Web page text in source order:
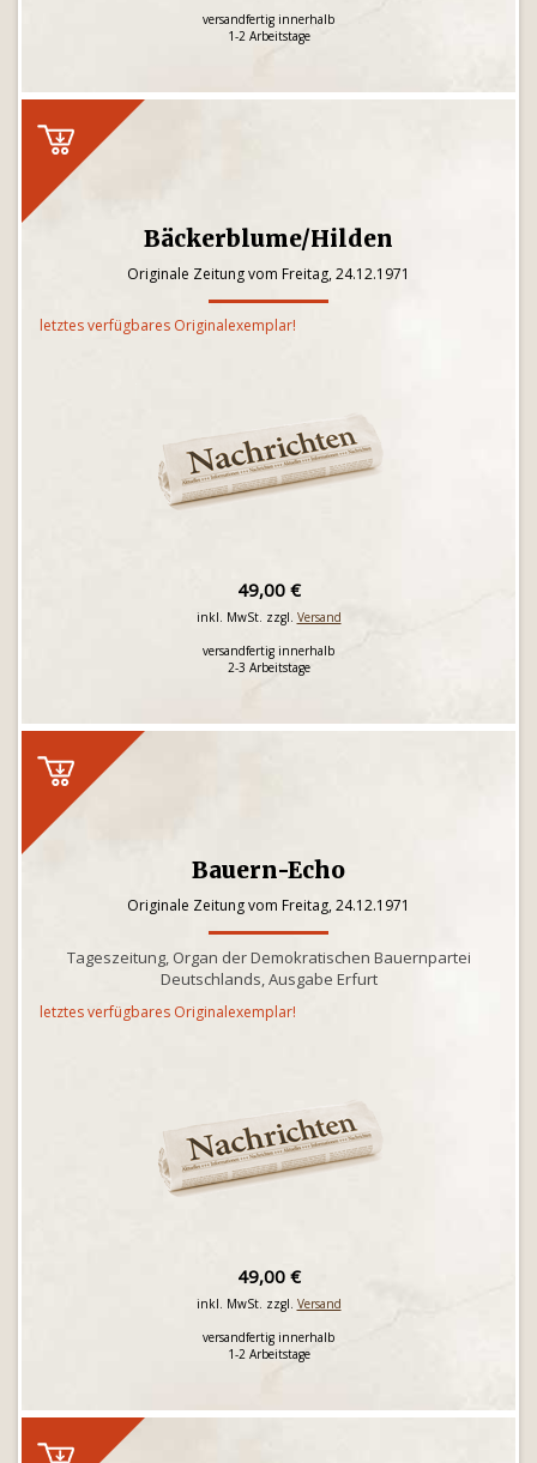
versandfertig innerhalb
1-2 Arbeitstage
Bäckerblume/Hilden
Originale Zeitung vom Freitag, 24.12.1971
letztes verfügbares Originalexemplar!
49,00 €
inkl. MwSt. zzgl. Versand
versandfertig innerhalb
2-3 Arbeitstage
Bauern-Echo
Originale Zeitung vom Freitag, 24.12.1971
Tageszeitung, Organ der Demokratischen Bauernpartei
Deutschlands, Ausgabe Erfurt
letztes verfügbares Originalexemplar!
49,00 €
inkl. MwSt. zzgl. Versand
versandfertig innerhalb
1-2 Arbeitstage